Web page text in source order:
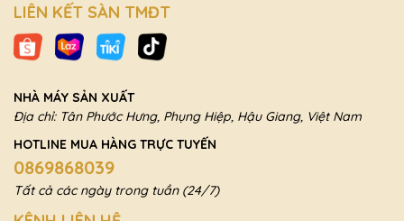
LIÊN KẾT SÀN TMĐT
NHÀ MÁY SẢN XUẤT
Địa chỉ: Tân Phước Hưng, Phụng Hiệp, Hậu Giang, Việt Nam
HOTLINE MUA HÀNG TRỰC TUYẾN
0869868039
Tất cả các ngày trong tuần (24/7)